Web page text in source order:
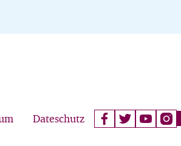
Dateschutz